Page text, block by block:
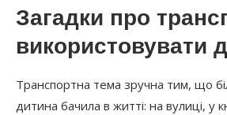
Загадки про
використовувати
Транспортна тема зручна тим, що
дитина бачила в житті: на вулиці, у